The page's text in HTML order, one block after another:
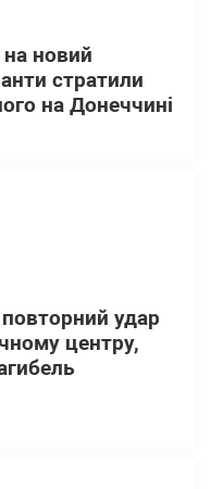
на новий
стратили
на Донеччині
удар
центру,